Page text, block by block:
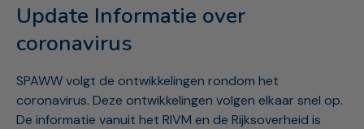
Update Informatie over
coronavirus
SPAWW volgt de ontwikkelingen rondom het
coronavirus. Deze ontwikkelingen volgen elkaar snel op.
De informatie vanuit het RIVM en de Rijksoverheid is